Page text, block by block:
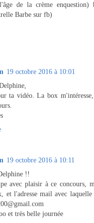
de la crème enquestion)
Barbe sur fb)
19 octobre 2016 à 10:01
ta vidéo. La box
19 octobre 2016 à 10:11
!!
avec plaisir à ce concours,
et l'adresse mail avec
et très belle journée